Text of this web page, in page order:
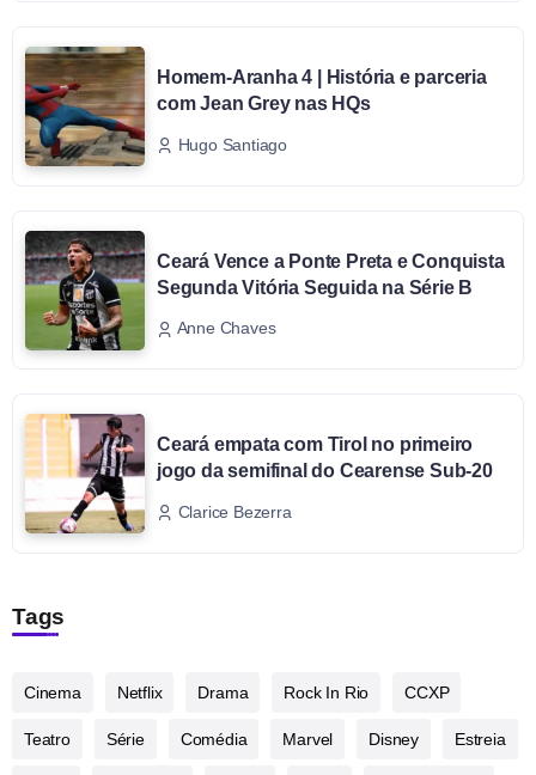
Homem-Aranha 4 | História e parceria
com Jean Grey nas HQs
Hugo Santiago
Ceará Vence a Ponte Preta e Conquista
Segunda Vitória Seguida na Série B
Anne Chaves
Ceará empata com Tirol no primeiro
jogo da semifinal do Cearense Sub-20
Clarice Bezerra
Tags
Cinema Netflix Drama Rock In Rio CCXP
Teatro Série Comédia Marvel Disney Estreia